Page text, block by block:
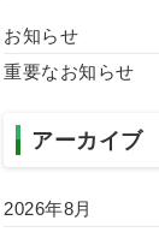
お知らせ
重要なお知らせ
アーカイブ
2026年8月